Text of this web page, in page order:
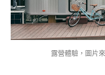
露營體驗，圖片